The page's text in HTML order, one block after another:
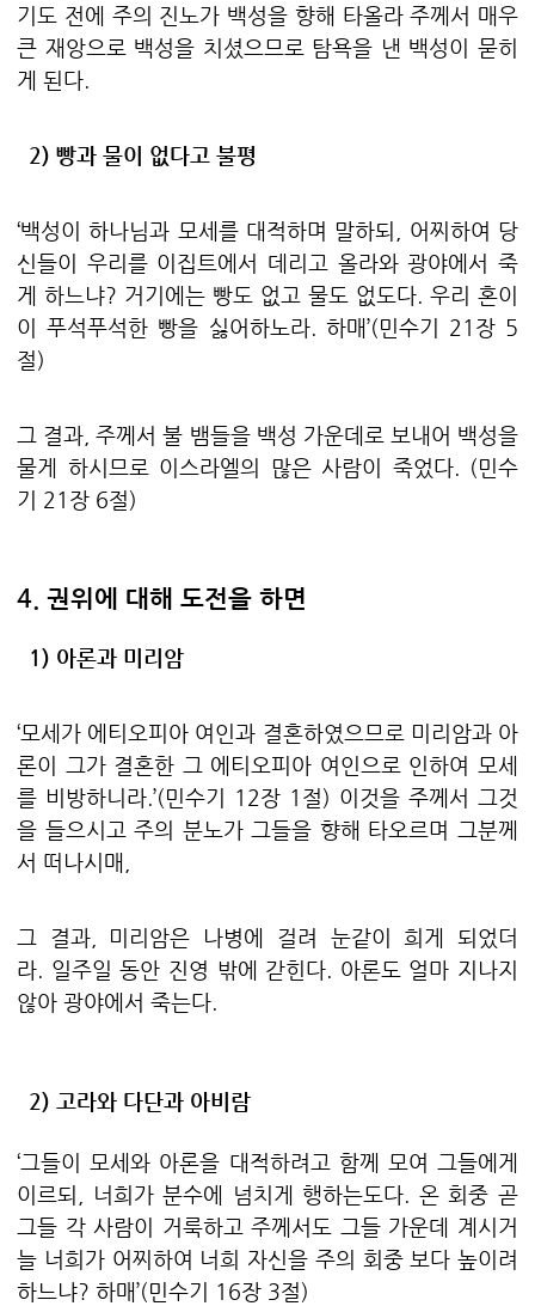
기도 전에 주의 진노가 백성을 향해 타올라 주께서 매우
큰 재앙으로 백성을 치셨으므로 탐욕을 낸 백성이 묻히
게 된다
2) 빵과 물이 없다고 불평
‘백성이 하나님과 모세를 대적하며 말하되
어찌하여 당
신들이 우리를 이집트에서 데리고 올라와 광야에서 죽
게 하느냐? 거기에는 빵도 없고 물도 없도다 우리 혼이
이 푸석푸석한 빵을 싫어하노라. 하매’(민수기 21 장 5
절)
그 결과 ,주께서 불 뱀들을 백성 가운데로 보내어 백성을
물게 하시므로 이스라엘의 많은 사람이 죽었다. (민수
기 21 장 6절)
4. 권위에 대해 도전을 하면
1) 아론과 미리암
‘모세가 에티오피아 여인과 결혼하였으므로 미리암과 아
론이 그가 결혼한 그 에티오피아 여인으로 인하여 모세
를 비방하니라 .’(민수기 12장 1 절) 이것을 주께서 그것
을 들으시고 주의 분노가 그들을 향해 타오르며 그분께
서 떠나시매
그 결과, 미리암은 나병에 걸려 눈같이 희게 되었더
라
일주일 동안 진영 밖에 갇힌다
아론도 얼마 지나지
않아 광야에서 죽는다
2) 고라와 다단과 아비람
‘그들이 모세와 아론을 대적하려고 함께 모여 그들에게
이르되
너희가 분수에 넘치게 행하는도다
온 회중 곧
그들 각 사람이 거룩하고 주께서도 그들 가운데 계시거
늘 너희가 어찌하여 너희 자신을 주의 회중 보다 높이려
하느냐? 하매’(민수기 16장 3절)